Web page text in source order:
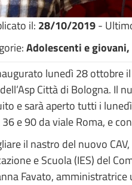
il: 28/10/2019-
Adolescenti e
lunedì 28 ottobre
Città di Bologna. Il
e sarà aperto tutti i
e 90 da viale Roma, e
il nastro del nuovo
e Scuola (IES) del
Favato,